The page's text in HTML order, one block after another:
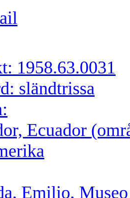
1958.63.0031
sländtrissa
Ecuador
Emilio,